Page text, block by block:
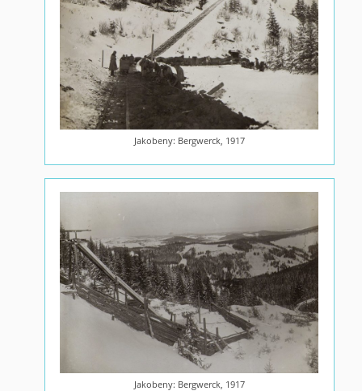
Jakobeny: Bergwerck, 1917
Jakobeny: Bergwerck, 1917